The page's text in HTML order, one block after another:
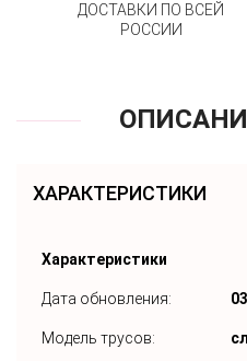
ДОСТАВКИ ПО ВСЕЙ
РОССИИ
ХАРАКТЕРИСТИКИ
Характеристики
Дата обновления:
Модель трусов: